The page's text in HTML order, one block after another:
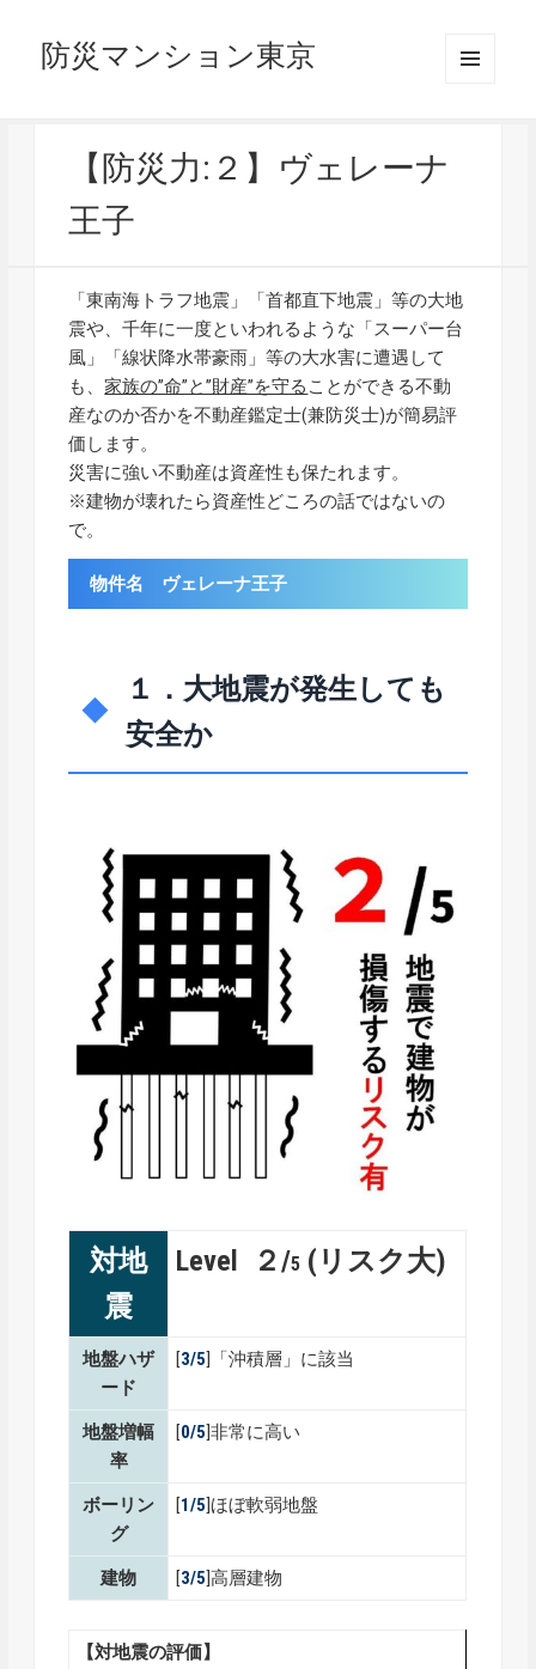
防災マンション東京
【防災力:２】ヴェレーナ
王子
「東南海トラフ地震」「首都直下地震」等の大地
震や、千年に一度といわれるような「スーパー台
風」「線状降水帯豪雨」等の大水害に遭遇して
も、家族の”命”と”財産”を守る ことができる不動
産なのか否かを不動産鑑定士(兼防災士)が簡易評
価します。
災害に強い不動産は資産性も保たれます。
※建物が壊れたら資産性どころの話ではないの
で。
物件名 ヴェレーナ王子
１．大地震が発生しても
安全か
対地
震
Level ２/5 (リスク大)
地盤ハザ
ード
[3/5]「沖積層」に該当
地盤増幅
率
[0/5]非常に高い
ボーリン
グ
[1/5]ほぼ軟弱地盤
建物 [3/5]高層建物
【対地震の評価】